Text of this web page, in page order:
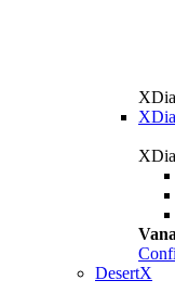
DesertX